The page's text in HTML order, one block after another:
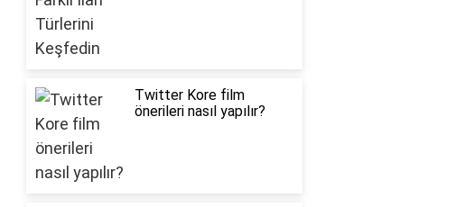
Twitter Kore film
önerileri nasıl yapılır?